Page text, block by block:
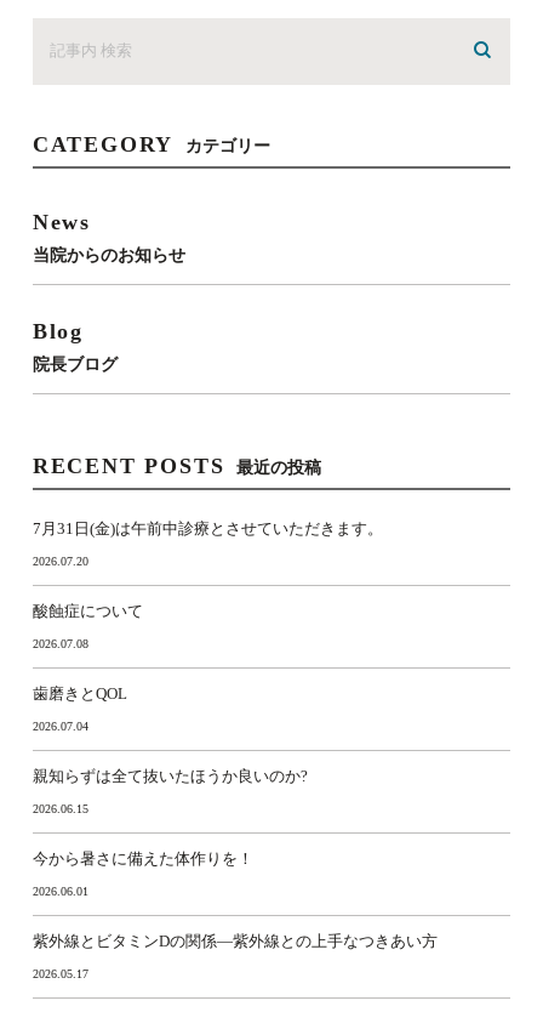
CATEGORY カテゴリー
News
当院からのお知らせ
Blog
院長ブログ
RECENT POSTS 最近の投稿
7月31日(金)は午前中診療とさせていただきます。
2026.07.20
酸蝕症について
2026.07.08
歯磨きとQOL
2026.07.04
親知らずは全て抜いたほうか良いのか?
2026.06.15
今から暑さに備えた体作りを！
2026.06.01
紫外線とビタミンDの関係―紫外線との上手なつきあい方
2026.05.17